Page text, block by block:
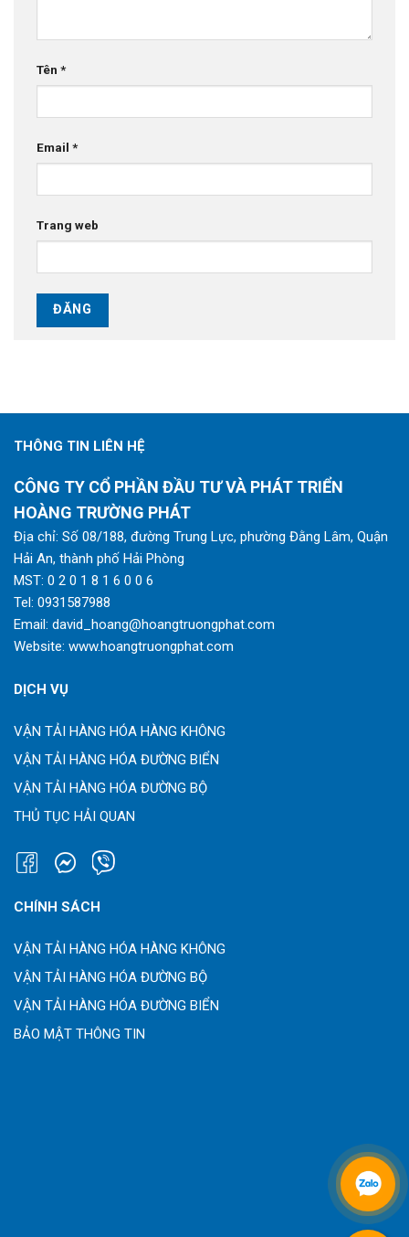
Tên *
Email *
Trang web
THÔNG TIN LIÊN HỆ
CÔNG TY CỔ PHẦN ĐẦU TƯ VÀ PHÁT TRIỂN
HOÀNG TRƯỜNG PHÁT
Địa chỉ: Số 08/188, đường Trung Lực, phường Đằng Lâm, Quận
Hải An, thành phố Hải Phòng
MST: 0 2 0 1 8 1 6 0 0 6
Tel: 0931587988
Email: david_hoang@hoangtruongphat.com
Website: www.hoangtruongphat.com
DỊCH VỤ
VẬN TẢI HÀNG HÓA HÀNG KHÔNG
VẬN TẢI HÀNG HÓA ĐƯỜNG BIỂN
VẬN TẢI HÀNG HÓA ĐƯỜNG BỘ
THỦ TỤC HẢI QUAN
CHÍNH SÁCH
VẬN TẢI HÀNG HÓA HÀNG KHÔNG
VẬN TẢI HÀNG HÓA ĐƯỜNG BỘ
VẬN TẢI HÀNG HÓA ĐƯỜNG BIỂN
BẢO MẬT THÔNG TIN